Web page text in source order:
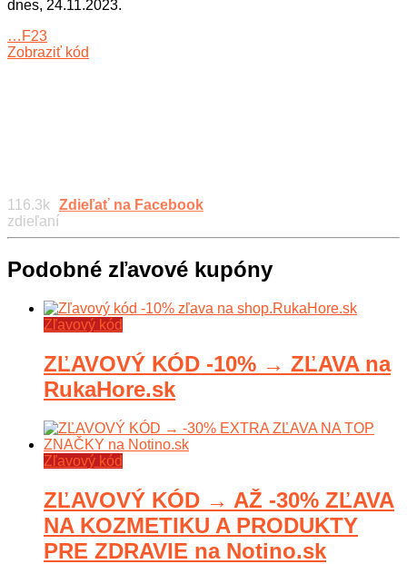
dnes, 24.11.2023.
…F23
Zobraziť kód
116.3k
zdieľaní
Zdieľať na Facebook
Podobné zľavové kupóny
Zľavový kód
ZĽAVOVÝ KÓD -10% → ZĽAVA na
RukaHore.sk
Zľavový kód
ZĽAVOVÝ KÓD → AŽ -30% ZĽAVA
NA KOZMETIKU A PRODUKTY
PRE ZDRAVIE na Notino.sk